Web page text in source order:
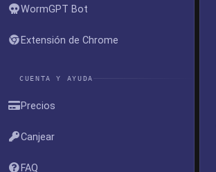
WormGPT Bot
Extensión de Chrome
CUENTA Y AYUDA
Precios
Canjear
FAQ